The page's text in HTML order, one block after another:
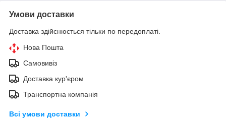
Умови доставки
Доставка здійснюється тільки по передоплаті.
Нова Пошта
Самовивіз
Доставка кур'єром
Транспортна компанія
Всі умови доставки